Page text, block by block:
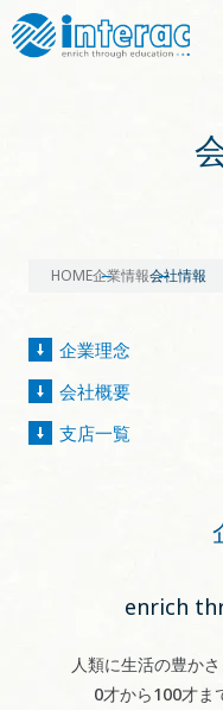
HOME企業情報会社情報
企業理念
会社概要
支店一覧
enrich
人類に生活の豊か
0才から100才ま